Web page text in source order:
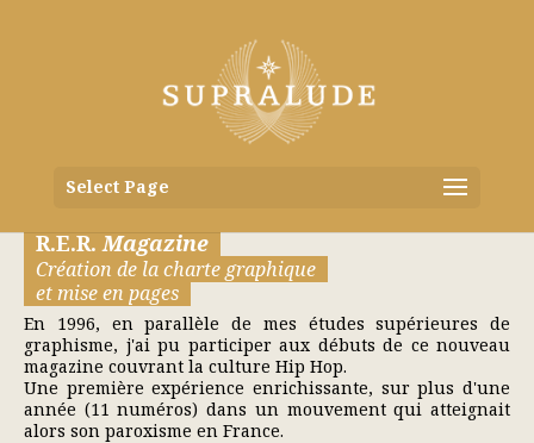
Select Page
R.E.R.Magazine
Création de la charte graphique
et mise en pages
En 1996, en parallèle de mes études supérieures de
graphisme, j'ai pu participer aux débuts de ce nouveau
magazine couvrant la culture Hip Hop.
Une première expérience enrichissante, sur plus d'une
année (11 numéros) dans un mouvement qui atteignait
alors son paroxisme en France.